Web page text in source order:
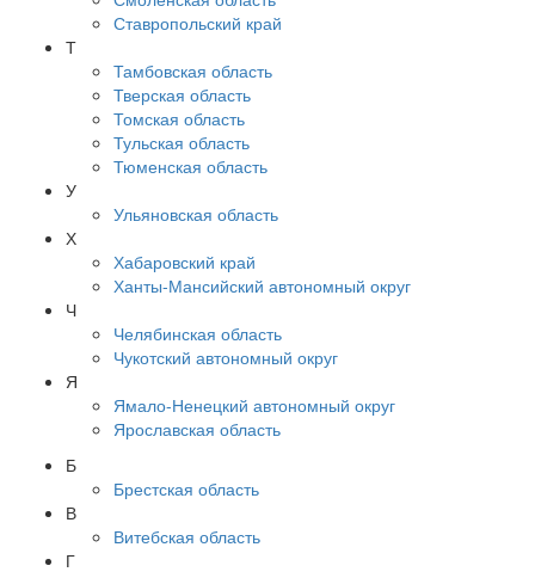
Ставропольский край
Т
Тамбовская область
Тверская область
Томская область
Тульская область
Тюменская область
У
Ульяновская область
Х
Хабаровский край
Ханты-Мансийский автономный округ
Ч
Челябинская область
Чукотский автономный округ
Я
Ямало-Ненецкий автономный округ
Ярославская область
Б
Брестская область
В
Витебская область
Г